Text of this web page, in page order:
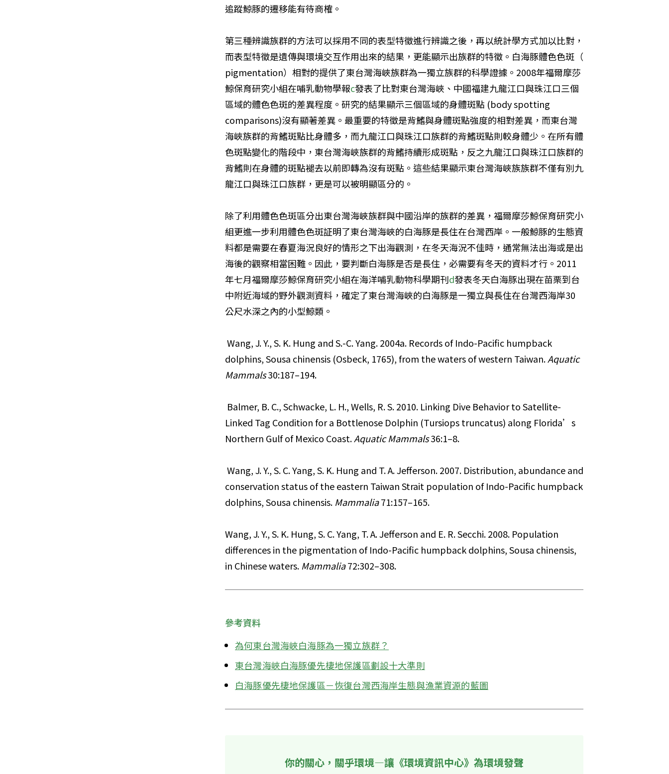
追蹤鯨豚的遷移能有待商榷。
第三種辨識族群的方法可以採用不同的表型特徵進行辨識之後，再以統計學方式加以比對，
而表型特徵是遺傳與環境交互作用出來的結果，更能顯示出族群的特徵。白海豚體色色斑（
pigmentation）相對的提供了東台灣海峽族群為一獨立族群的科學證據。2008年福爾摩莎
鯨保育研究小組在哺乳動物學報c發表了比對東台灣海峽、中國福建九龍江口與珠江口三個
區域的體色色斑的差異程度。研究的結果顯示三個區域的身體斑點 (body spotting
comparisons)沒有顯著差異。最重要的特徵是背鰭與身體斑點強度的相對差異，而東台灣
海峽族群的背鰭斑點比身體多，而九龍江口與珠江口族群的背鰭斑點則較身體少。在所有體
色斑點變化的階段中，東台灣海峽族群的背鰭持續形成斑點，反之九龍江口與珠江口族群的
背鰭則在身體的斑點褪去以前即轉為沒有斑點。這些結果顯示東台灣海峽族族群不僅有別九
龍江口與珠江口族群，更是可以被明顯區分的。
除了利用體色色斑區分出東台灣海峽族群與中國沿岸的族群的差異，福爾摩莎鯨保育研究小
組更進一步利用體色色斑証明了東台灣海峽的白海豚是長住在台灣西岸。一般鯨豚的生態資
料都是需要在春夏海況良好的情形之下出海觀測，在冬天海況不佳時，通常無法出海或是出
海後的觀察相當困難。因此，要判斷白海豚是否是長住，必需要有冬天的資料才行。2011
年七月福爾摩莎鯨保育研究小組在海洋哺乳動物科學期刊d發表冬天白海豚出現在苗栗到台
中附近海域的野外觀測資料，確定了東台灣海峽的白海豚是一獨立與長住在台灣西海岸30
公尺水深之內的小型鯨類。
dolphins, Sousa chinensis (Osbeck, 1765), from the waters of western Taiwan. Aquatic
Mammals 30:187–194.
Linked Tag Condition for a Bottlenose Dolphin (Tursiops truncatus) along Florida’s
Northern Gulf of Mexico Coast. Aquatic Mammals 36:1–8.
conservation status of the eastern Taiwan Strait population of Indo-Pacific humpback
dolphins, Sousa chinensis. Mammalia 71:157–165.
Wang, J. Y., S. K. Hung, S. C. Yang, T. A. Jefferson and E. R. Secchi. 2008. Population
differences in the pigmentation of Indo-Pacific humpback dolphins, Sousa chinensis,
in Chinese waters. Mammalia 72:302–308.
參考資料
為何東台灣海峽白海豚為一獨立族群？
東台灣海峽白海豚優先棲地保護區劃設十大準則
白海豚優先棲地保護區－恢復台灣西海岸生態與漁業資源的藍圖
你的關心，關乎環境—讓《環境資訊中心》為環境發聲